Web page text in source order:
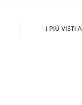
I PIÙ VISTI